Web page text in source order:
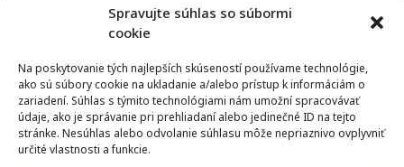
Spravujte súhlas so súbormi
cookie
Na poskytovanie tých najlepších skúseností používame technológie,
ako sú súbory cookie na ukladanie a/alebo prístup k informáciám o
zariadení. Súhlas s týmito technológiami nám umožní spracovávať
údaje, ako je správanie pri prehliadaní alebo jedinečné ID na tejto
stránke. Nesúhlas alebo odvolanie súhlasu môže nepriaznivo ovplyvniť
určité vlastnosti a funkcie.
EVENT CALENDAR
OPENING HOURS
ADMISSION CHARGES
MAP